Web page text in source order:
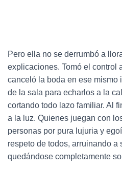
Pero ella no se derrumbó a
explicaciones. Tomó el control
canceló la boda en ese mismo
de la sala para echarlos a la
cortando todo lazo familiar. Al
a la luz. Quienes juegan con
personas por pura lujuria y
respeto de todos, arruinando a
quedándose completamente